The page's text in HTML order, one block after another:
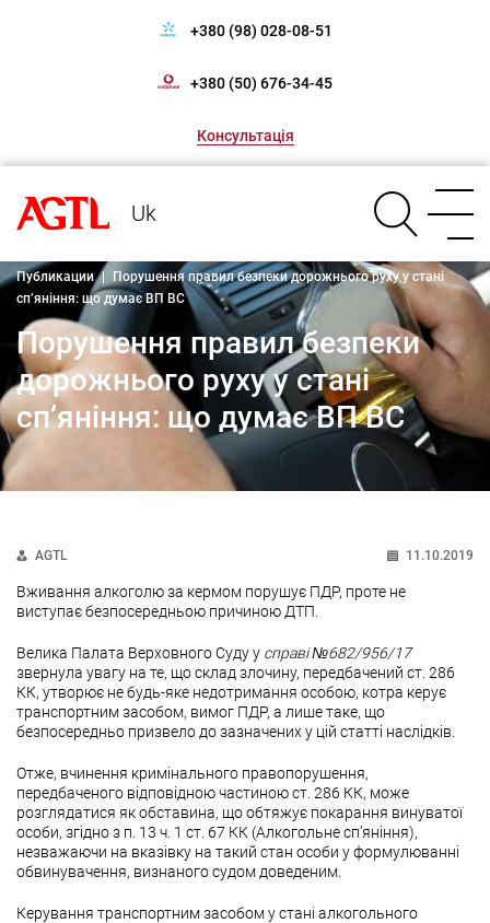
+380 (98) 028-08-51
+380 (50) 676-34-45
Консультація
Uk
Публикации |
Порушення правил безпеки дорожнього руху у стані
сп’яніння: що думає ВП ВС
Порушення правил безпеки
дорожнього руху у стані
сп’яніння: що думає ВП ВС
AGTL 11.10.2019
Вживання алкоголю за кермом порушує ПДР, проте не
виступає безпосередньою причиною ДТП.
Велика Палата Верховного Суду у справі №682/956/17
звернула увагу на те, що склад злочину, передбачений ст. 286
КК, утворює не будь-яке недотримання особою, котра керує
транспортним засобом, вимог ПДР, а лише таке, що
безпосередньо призвело до зазначених у цій статті наслідків.
Отже, вчинення кримінального правопорушення,
передбаченого відповідною частиною ст. 286 КК, може
розглядатися як обставина, що обтяжує покарання винуватої
особи, згідно з п. 13 ч. 1 ст. 67 КК (Алкогольне сп’яніння),
незважаючи на вказівку на такий стан особи у формулюванні
обвинувачення, визнаного судом доведеним.
Керування транспортним засобом у стані алкогольного